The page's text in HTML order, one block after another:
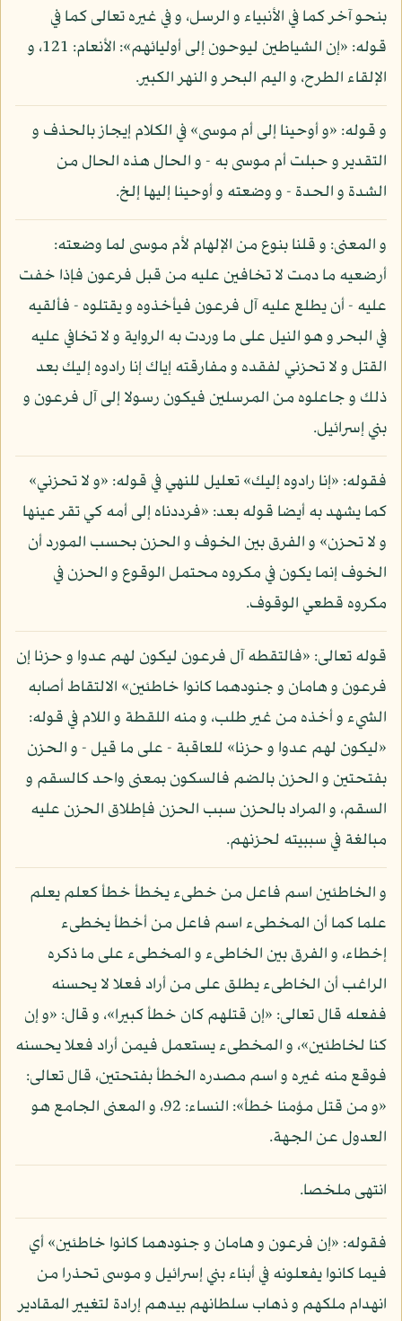
بنحو آخر كما في الأنبياء و الرسل، و في غيره تعالى كما في
قوله: «إن الشياطين ليوحون إلى أوليائهم»: الأنعام: 121، و
الإلقاء الطرح، و اليم البحر و النهر الكبير.
و قوله: «و أوحينا إلى أم موسى» في الكلام إيجاز بالحذف و
التقدير و حبلت أم موسى به - و الحال هذه الحال من
الشدة و الحدة - و وضعته و أوحينا إليها إلخ.
و المعنى: و قلنا بنوع من الإلهام لأم موسى لما وضعته:
أرضعيه ما دمت لا تخافين عليه من قبل فرعون فإذا خفت
عليه - أن يطلع عليه آل فرعون فيأخذوه و يقتلوه - فألقيه
في البحر و هو النيل على ما وردت به الرواية و لا تخافي عليه
القتل و لا تحزني لفقده و مفارقته إياك إنا رادوه إليك بعد
ذلك و جاعلوه من المرسلين فيكون رسولا إلى آل فرعون و
بني إسرائيل.
فقوله: «إنا رادوه إليك» تعليل للنهي في قوله: «و لا تحزني»
كما يشهد به أيضا قوله بعد: «فرددناه إلى أمه كي تقر عينها
و لا تحزن» و الفرق بين الخوف و الحزن بحسب المورد أن
الخوف إنما يكون في مكروه محتمل الوقوع و الحزن في
مكروه قطعي الوقوف.
قوله تعالى: «فالتقطه آل فرعون ليكون لهم عدوا و حزنا إن
فرعون و هامان و جنودهما كانوا خاطئين» الالتقاط أصابه
الشيء و أخذه من غير طلب، و منه اللقطة و اللام في قوله:
«ليكون لهم عدوا و حزنا» للعاقبة - على ما قيل - و الحزن
بفتحتين و الحزن بالضم فالسكون بمعنى واحد كالسقم و
السقم، و المراد بالحزن سبب الحزن فإطلاق الحزن عليه
مبالغة في سببيته لحزنهم.
و الخاطئين اسم فاعل من خطىء يخطأ خطأ كعلم يعلم
علما كما أن المخطىء اسم فاعل من أخطأ يخطىء
إخطاء، و الفرق بين الخاطىء و المخطىء على ما ذكره
الراغب أن الخاطىء يطلق على من أراد فعلا لا يحسنه
ففعله قال تعالى: «إن قتلهم كان خطأ كبيرا»، و قال: «و إن
كنا لخاطئين»، و المخطىء يستعمل فيمن أراد فعلا يحسنه
فوقع منه غيره و اسم مصدره الخطأ بفتحتين، قال تعالى:
«و من قتل مؤمنا خطأ»: النساء: 92، و المعنى الجامع هو
العدول عن الجهة.
انتهى ملخصا.
فقوله: «إن فرعون و هامان و جنودهما كانوا خاطئين» أي
فيما كانوا يفعلونه في أبناء بني إسرائيل و موسى تحذرا من
انهدام ملكهم و ذهاب سلطانهم بيدهم إرادة لتغيير المقادير